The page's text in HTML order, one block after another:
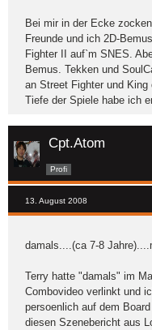
Bei mir in der Ecke
Freunde und ich 2D-
Fighter II auf`m SNES.
Bemus. Tekken und
an Street Fighter und
Tiefe der Spiele habe ich
Cpt.Atom
Profi
13. August 2008
damals....(ca 7-8
Terry hatte "damals" im
Combovideo verlinkt und
persoenlich auf dem
diesen Szenebericht aus